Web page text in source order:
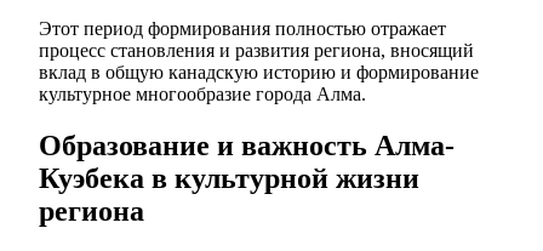
Этот период формирования полностью отражает
процесс становления и развития региона, вносящий
вклад в общую канадскую историю и формирование
культурное многообразие города Алма.
Образование и важность Алма-
Куэбека в культурной жизни
региона